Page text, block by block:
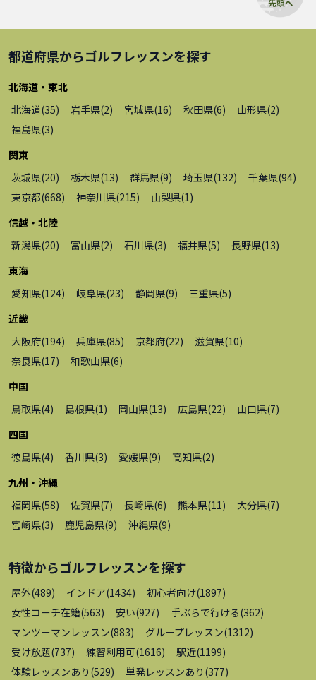
都道府県からゴルフレッスンを探す
北海道・東北
北海道(35) 岩手県(2) 宮城県(16) 秋田県(6) 山形県(2)
福島県(3)
関東
茨城県(20) 栃木県(13) 群馬県(9) 埼玉県(132) 千葉県(94)
東京都(668) 神奈川県(215) 山梨県(1)
信越・北陸
新潟県(20) 富山県(2) 石川県(3) 福井県(5) 長野県(13)
東海
愛知県(124) 岐阜県(23) 静岡県(9) 三重県(5)
近畿
大阪府(194) 兵庫県(85) 京都府(22) 滋賀県(10)
奈良県(17) 和歌山県(6)
中国
鳥取県(4) 島根県(1) 岡山県(13) 広島県(22) 山口県(7)
四国
徳島県(4) 香川県(3) 愛媛県(9) 高知県(2)
九州・沖縄
福岡県(58) 佐賀県(7) 長崎県(6) 熊本県(11) 大分県(7)
宮崎県(3) 鹿児島県(9) 沖縄県(9)
特徴からゴルフレッスンを探す
屋外(489) インドア(1434) 初心者向け(1897)
女性コーチ在籍(563) 安い(927) 手ぶらで行ける(362)
マンツーマンレッスン(883) グループレッスン(1312)
受け放題(737) 練習利用可(1616) 駅近(1199)
体験レッスンあり (529) 単発レッスンあり (377)